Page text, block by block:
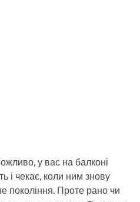
у вас на балконі
і чекає, коли ним знову
покоління. Проте рано чи